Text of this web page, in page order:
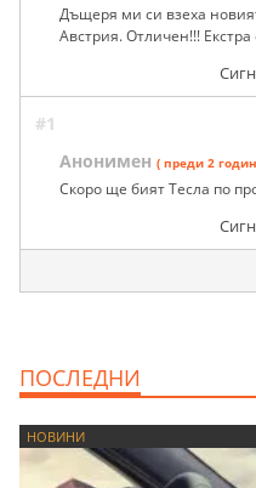
Дъщеря ми си взеха
Австрия. Отличен!!! Екстра
#1
Анонимен ( преди 2
Скоро ще бият Тесла по
ПОСЛЕДНИ
НОВИНИ